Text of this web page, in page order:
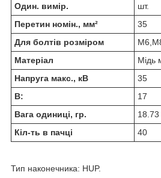
Один. вимір.
шт.
Перетин номін., мм²
35
Для болтів розміром
Матеріал
Мідь
Напруга макс., кВ
35
В:
17
Вага одиниці, гр.
18.73
Кіл-ть в пачці
40
Тип наконечника: HUP.